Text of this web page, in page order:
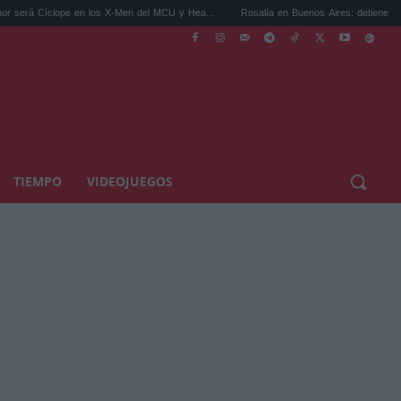
los X-Men del MCU y Hea... Rosalía en Buenos Aires: detiene el tráfico y se s...
TIEMPO VIDEOJUEGOS